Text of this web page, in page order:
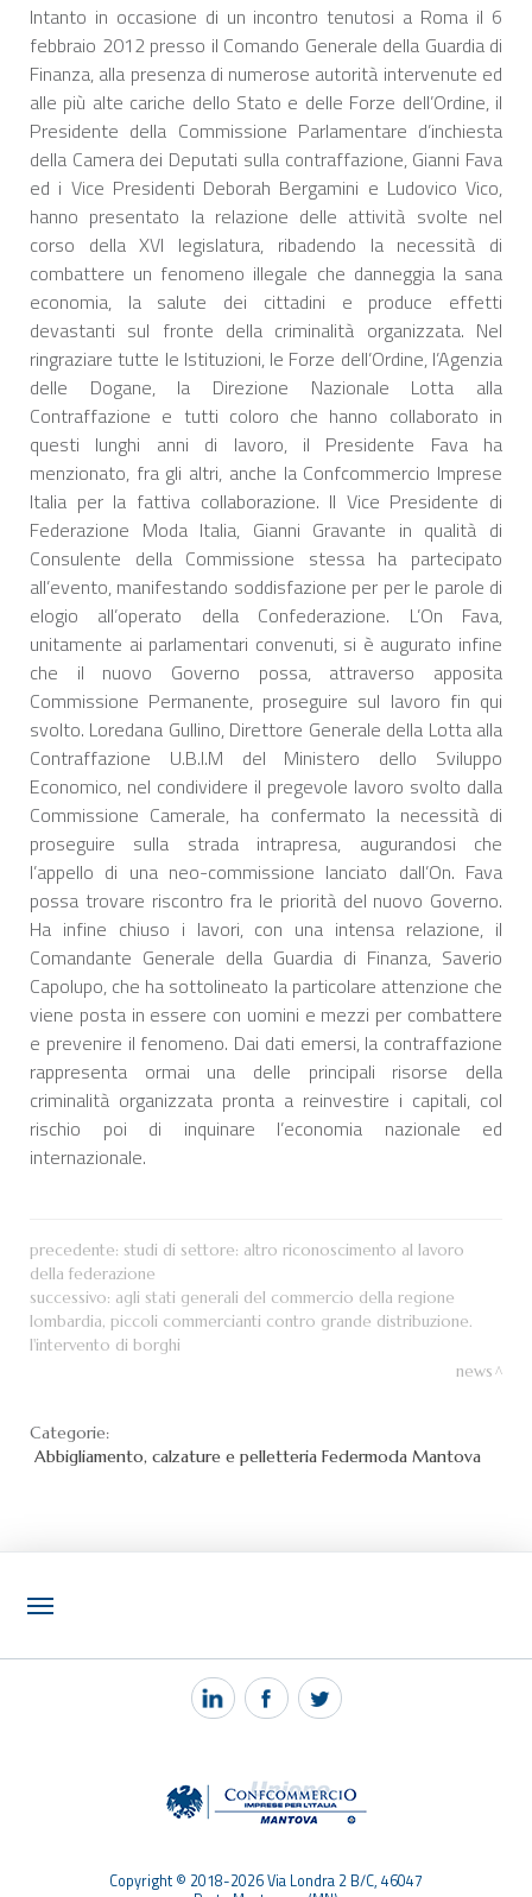
Intanto in occasione di un incontro tenutosi a Roma il 6
febbraio 2012 presso il Comando Generale della Guardia di
Finanza, alla presenza di numerose autorità intervenute ed
alle più alte cariche dello Stato e delle Forze dell’Ordine, il
Presidente della Commissione Parlamentare d’inchiesta
della Camera dei Deputati sulla contraffazione, Gianni Fava
ed i Vice Presidenti Deborah Bergamini e Ludovico Vico,
hanno presentato la relazione delle attività svolte nel
corso della XVI legislatura, ribadendo la necessità di
combattere un fenomeno illegale che danneggia la sana
economia, la salute dei cittadini e produce effetti
devastanti sul fronte della criminalità organizzata. Nel
ringraziare tutte le Istituzioni, le Forze dell’Ordine, l’Agenzia
delle Dogane, la Direzione Nazionale Lotta alla
Contraffazione e tutti coloro che hanno collaborato in
questi lunghi anni di lavoro, il Presidente Fava ha
menzionato, fra gli altri, anche la Confcommercio Imprese
Italia per la fattiva collaborazione. Il Vice Presidente di
Federazione Moda Italia, Gianni Gravante in qualità di
Consulente della Commissione stessa ha partecipato
all’evento, manifestando soddisfazione per per le parole di
elogio all’operato della Confederazione. L’On Fava,
unitamente ai parlamentari convenuti, si è augurato infine
che il nuovo Governo possa, attraverso apposita
Commissione Permanente, proseguire sul lavoro fin qui
svolto. Loredana Gullino, Direttore Generale della Lotta alla
Contraffazione U.B.I.M del Ministero dello Sviluppo
Economico, nel condividere il pregevole lavoro svolto dalla
Commissione Camerale, ha confermato la necessità di
proseguire sulla strada intrapresa, augurandosi che
l’appello di una neo-commissione lanciato dall’On. Fava
possa trovare riscontro fra le priorità del nuovo Governo.
Ha infine chiuso i lavori, con una intensa relazione, il
Comandante Generale della Guardia di Finanza, Saverio
Capolupo, che ha sottolineato la particolare attenzione che
viene posta in essere con uomini e mezzi per combattere
e prevenire il fenomeno. Dai dati emersi, la contraffazione
rappresenta ormai una delle principali risorse della
criminalità organizzata pronta a reinvestire i capitali, col
rischio poi di inquinare l’economia nazionale ed
internazionale.
precedente: studi di settore: altro riconoscimento al lavoro
della federazione
successivo: agli stati generali del commercio della regione
lombardia, piccoli commercianti contro grande distribuzione.
l'intervento di borghi
news
Categorie:
Abbigliamento, calzature e pelletteria Federmoda Mantova
NOTIZIE
PEC MANTOVA MAIL
Copyright © 2018-2026 Via Londra 2 B/C, 46047